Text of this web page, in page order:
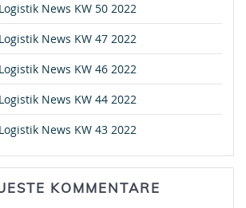
Logistik News KW 50 2022
Logistik News KW 47 2022
Logistik News KW 46 2022
Logistik News KW 44 2022
Logistik News KW 43 2022
KOMMENTARE